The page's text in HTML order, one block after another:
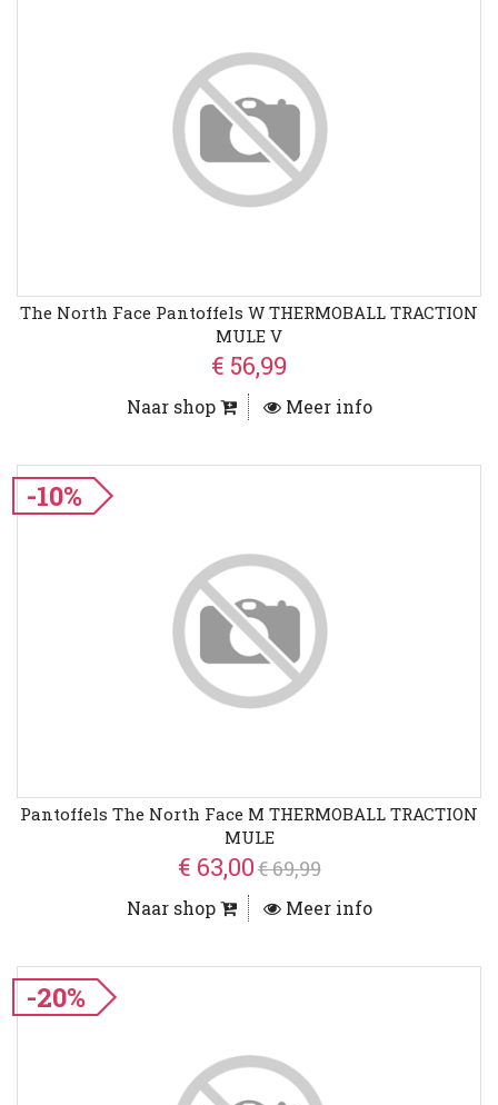
The North Face Pantoffels W THERMOBALL TRACTION
MULE V
€ 56,99
Naar shop Meer info
-10%
Pantoffels The North Face M THERMOBALL TRACTION
MULE
€ 63,00€ 69,99
Naar shop Meer info
-20%